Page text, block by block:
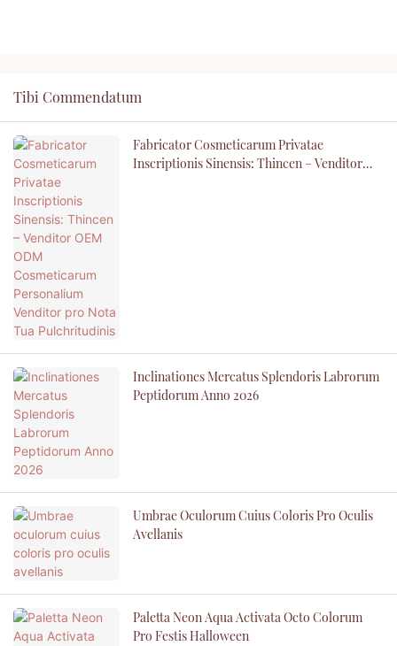
Tibi Commendatum
Fabricator Cosmeticarum Privatae
Inscriptionis Sinensis: Thincen – Venditor
Inclinationes Mercatus Splendoris Labrorum
Peptidorum Anno 2026
Umbrae Oculorum Cuius Coloris Pro Oculis
Avellanis
Paletta Neon Aqua Activata Octo Colorum
Pro Festis Halloween